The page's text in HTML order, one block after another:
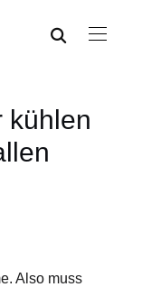
kühlen
Also muss